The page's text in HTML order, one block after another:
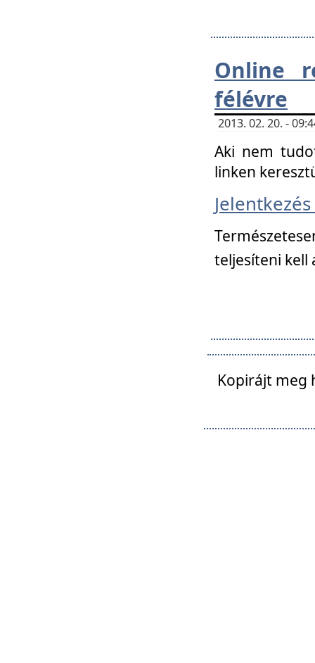
Online
félévre
2013. 02. 20. -
Aki nem
linken
Jelentkezés
teljesíteni kell
Kopirájt meg